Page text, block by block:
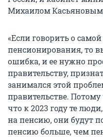
Михаилом
«Если говорить о
пенсионирования, то
ошибка, и ее нужно
правительству,
занимался этой
правительстве.
что к 2023 году те
на пенсию, они будут
пенсию больше, чем